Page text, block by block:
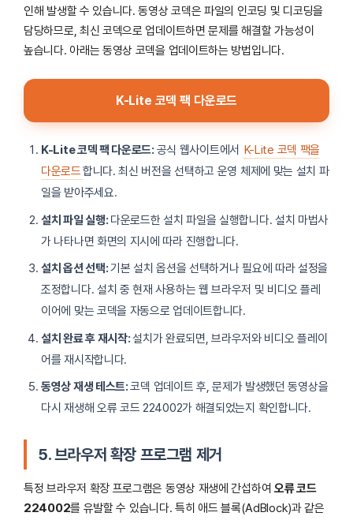
인해 발생할 수 있습니다. 동영상 코덱은 파일의 인코딩 및 디코딩을
담당하므로, 최신 코덱으로 업데이트하면 문제를 해결할 가능성이
높습니다. 아래는 동영상 코덱을 업데이트하는 방법입니다.
K-Lite 코덱 팩 다운로드
K-Lite 코덱 팩 다운로드: 공식 웹사이트에서 K-Lite 코덱 팩을
다운로드합니다. 최신 버전을 선택하고 운영 체제에 맞는 설치 파
일을 받아주세요.
설치 파일 실행: 다운로드한 설치 파일을 실행합니다. 설치 마법사
가 나타나면 화면의 지시에 따라 진행합니다.
설치 옵션 선택:기본 설치 옵션을 선택하거나 필요에 따라 설정을
조정합니다. 설치 중 현재 사용하는 웹 브라우저 및 비디오 플레
이어에 맞는 코덱을 자동으로 업데이트합니다.
설치 완료 후 재시작:설치가 완료되면, 브라우저와 비디오 플레이
어를 재시작합니다.
동영상 재생 테스트:코덱 업데이트 후, 문제가 발생했던 동영상을
다시 재생해 오류 코드 224002가 해결되었는지 확인합니다.
5. 브라우저 확장 프로그램 제거
특정 브라우저 확장 프로그램은 동영상 재생에 간섭하여 오류 코드
224002를 유발할 수 있습니다. 특히 애드 블록(AdBlock)과 같은